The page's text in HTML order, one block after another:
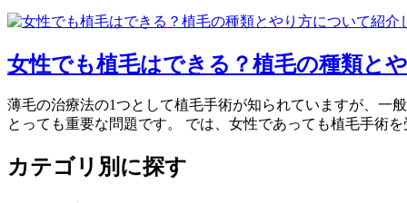
女性でも植毛はできる？植毛の種類と
薄毛の治療法の1つとして植毛手術が知られていますが、一
とっても重要な問題です。 では、女性であっても植毛手術
カテゴリ別に探す